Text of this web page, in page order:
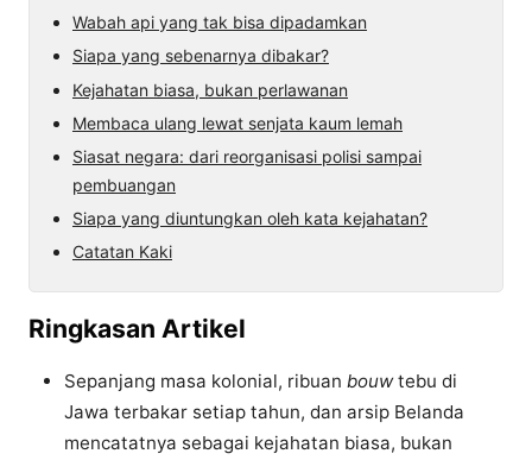
Wabah api yang tak bisa dipadamkan
Siapa yang sebenarnya dibakar?
Kejahatan biasa, bukan perlawanan
Membaca ulang lewat senjata kaum lemah
Siasat negara: dari reorganisasi polisi sampai
pembuangan
Siapa yang diuntungkan oleh kata kejahatan?
Catatan Kaki
Ringkasan Artikel
Sepanjang masa kolonial, ribuan bouwtebu di
Jawa terbakar setiap tahun, dan arsip Belanda
mencatatnya sebagai kejahatan biasa, bukan